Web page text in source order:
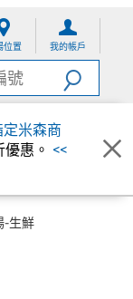
位置 我的帳戶
米森商
惠。 <<
-生鮮